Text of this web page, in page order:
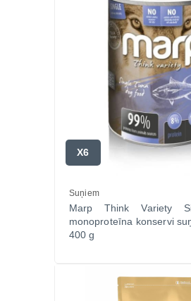
X6
Suņiem
Marp Think Variety
monoproteīna konservi
400 g